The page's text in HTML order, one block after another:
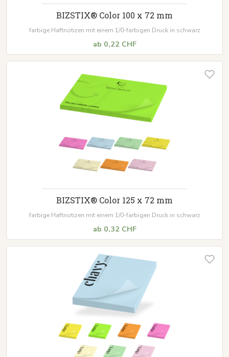
BIZSTIX® Color 100 x 72 mm
farbige Haftnotizen mit einem 1/0-farbigen Druck in schwarz
ab 0,22 CHF
BIZSTIX® Color 125 x 72 mm
farbige Haftnotizen mit einem 1/0-farbigen Druck in schwarz
ab 0,32 CHF